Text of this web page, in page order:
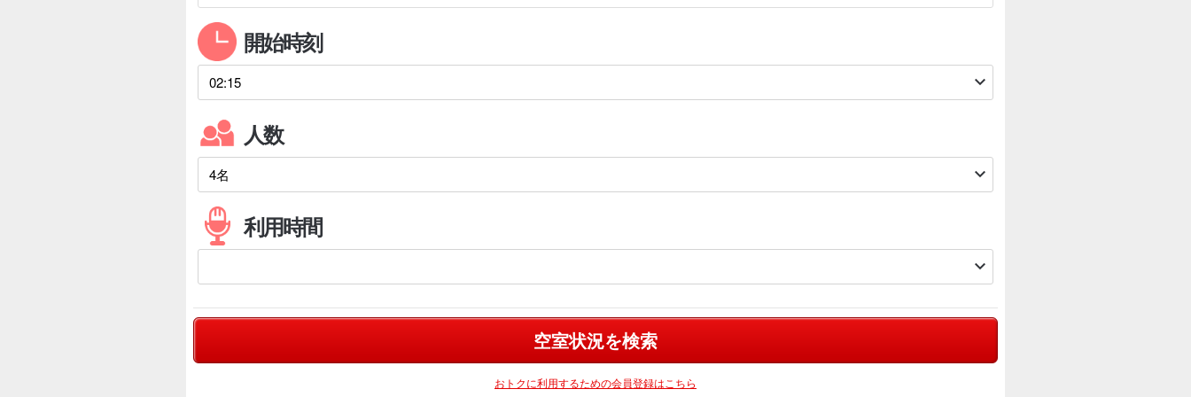
開始時刻

人数

利用時間

空室状況を検索
おトクに利用するための会員登録はこちら